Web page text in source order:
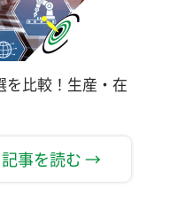
を比較！生産・在
記事を読む →